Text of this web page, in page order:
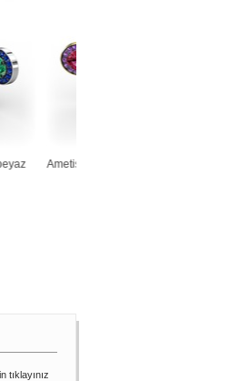
altın küpe
tıklayınız